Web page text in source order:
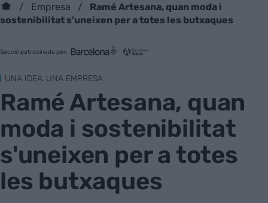
Empresa
Ramé Artesana, quan moda i
sostenibilitat s'uneixen per a totes les butxaques
Secció patrocinada per:
UNA IDEA, UNA EMPRESA
Ramé Artesana, quan
moda i sostenibilitat
s'uneixen per a totes
les butxaques